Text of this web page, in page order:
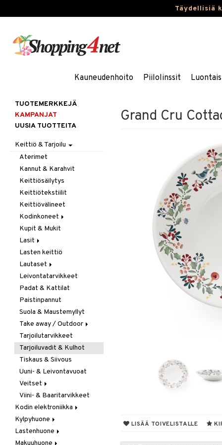
Täydellisiä
Kauneudenhoito Piilolinssit
Grand Cru
LISÄÄ TOIVELISTALLE
TUOTEMERKKEJÄ
KAMPANJAT
UUSIA TUOTTEITA
Keittiö & Tarjoilu
Aterimet
Kannut & Karahvit
Keittiösäilytys
Keittiötekstiilit
Keittiövälineet
Kodinkoneet
Kahvi, Tee & Espresso
Leivänpaahtimet
Mixerit &
Sähkövatkaimet
Muut koneet
Vedenkeittimet
Kupit & Mukit
Lasit
Juoma- & Cocktailasit
Juomalasit
Olutlasit
Shamppanjalasit
Snapsi- & Aveclasit
Viinilasit
Whiskey- & Konjakkilasit
Lasten keittiö
Lautaset
Asetit
Ruokalautaset
Syvät lautaset
Leivontatarvikkeet
Padat & Kattilat
Paistinpannut
Suola & Maustemyllyt
Take away / Outdoor
Eväslaatikot
Pullot
Termoskannut
Termosmukit
Tarjoilutarvikkeet
Tarjoiluvadit & Kulhot
Tiskaus & Siivous
Uuni- & Leivontavuoat
Veitset
Erityisveitset
Keittiöveitset
Kuorinta- &
Vihannesveitset
Leikkuulaudat
Viini- & Baaritarvikkeet
Kodin elektroniikka
Ääni
Kylpyhuone
Kylpyhuoneen sisustus
Kylpyhuoneen tarvikkeita
Lastenhuone
Kylpyhuoneen koristelu
Makuuhuone